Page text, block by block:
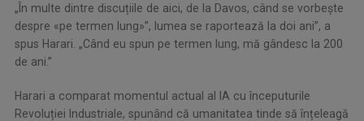
„În multe dintre discuțiile de aici, de la Davos, când se vorbește
despre «pe termen lung»”, lumea se raportează la doi ani”, a
spus Harari. „Când eu spun pe termen lung, mă gândesc la 200
de ani.”
Harari a comparat momentul actual al IA cu începuturile
Revoluției Industriale, spunând că umanitatea tinde să înțeleagă